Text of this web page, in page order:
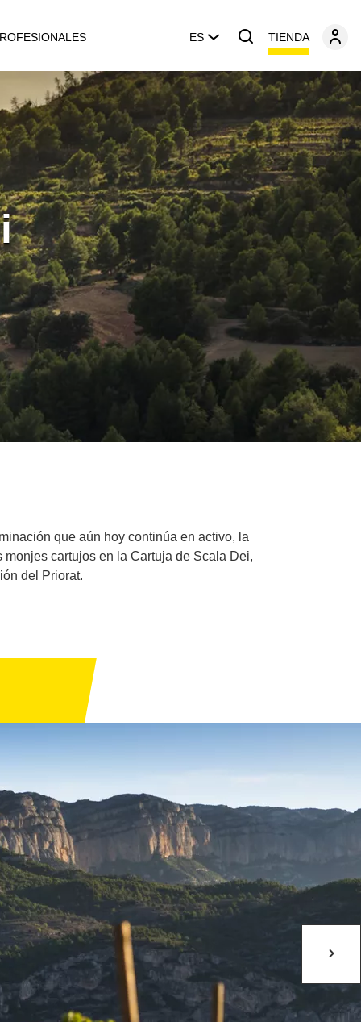
ES TIENDA
que aún hoy continúa en activo, la
cartujos en la Cartuja de Scala Dei,
del Priorat.